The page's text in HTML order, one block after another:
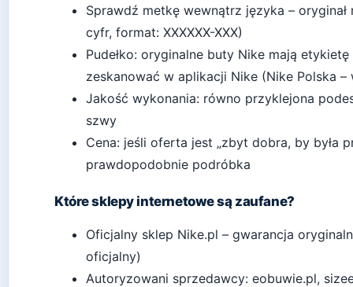
Sprawdź metkę wewnątrz języka –
cyfr, format: XXXXXX-XXX)
Pudełko: oryginalne buty Nike mają
zeskanować w aplikacji Nike (Nike Polska
Jakość wykonania: równo przyklejona
szwy
Cena: jeśli oferta jest „zbyt dobra, by była
prawdopodobnie podróbka
Które sklepy internetowe są zaufane?
Oficjalny sklep Nike.pl – gwarancja
oficjalny)
Autoryzowani sprzedawcy: eobuwie.pl,